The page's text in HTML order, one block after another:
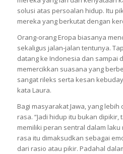
solusi atas persoalan hidup. Itu
mereka yang berkutat dengan
Orang-orang Eropa biasanya
sekaligus jalan-jalan tentunya.
datang ke Indonesia dan sampai
memercikkan suasana yang
sangat rileks serta kesan
kata Laura.
Bagi masyarakat Jawa, yang
rasa. “Jadi hidup itu bukan dipikir,
memiliki peran sentral dalam laku
rasa itu dimaksudkan sebagai
dari rasio atau pikir. Padahal